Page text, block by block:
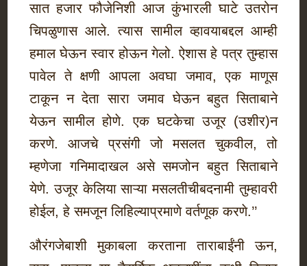
सात हजार फौजेनिशी आज कुंभारली घाटे उतरोन
चिपळुणास आले. त्यास सामील व्हावयाबद्दल आम्ही
हमाल घेऊन स्वार होऊन गेलो. ऐशास हे पत्र तुम्हास
पावेल ते क्षणी आपला अवघा जमाव, एक माणूस
टाकून न देता सारा जमाव घेऊन बहुत सिताबाने
येऊन सामील होणे. एक घटकेचा उजूर (उशीर)न
करणे. आजचे प्रसंगी जो मसलत चुकवील, तो
म्हणेजा गनिमादाखल असे समजोन बहुत सिताबाने
येणे. उजूर केलिया साऱ्या मसलतीचीबदनामी तुम्हावरी
होईल, हे समजून लिहिल्याप्रमाणे वर्तणूक करणे.’’
औरंगजेबाशी मुकाबला करताना ताराबाईंनी ऊन,